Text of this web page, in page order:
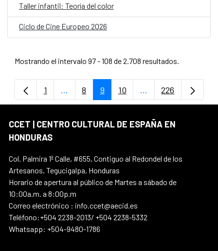
Taller infantil: Teoría del color
Ciclo de Cine Europeo 2026
Mostrando el intervalo 97 - 108 de 2.708 resultados.
Página
1 ...Páginas intermedias Use TAB para
Página
8 Página
9 Página
10 ...PáginasPágina
226
CCET | CENTRO CULTURAL DE ESPAÑA EN
HONDURAS
Col. Palmira 1ª Calle, #655, Contiguo al Redondel de los
Artesanos, Tegucigalpa, Honduras
Horario de apertura al público de Martes a sábado de
10:00a.m. a 8:00p.m
Correo electrónico : info.ccet@aecid.es
Teléfono:+504 2238-2013/ +504 2238-5332
Whatsapp: +504-9480-1786